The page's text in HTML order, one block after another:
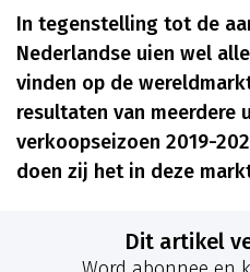
In tegenstelling tot de
Nederlandse uien wel
vinden op de
resultaten van meerdere
verkoopseizoen 2019-
doen zij het in deze
Dit artikel